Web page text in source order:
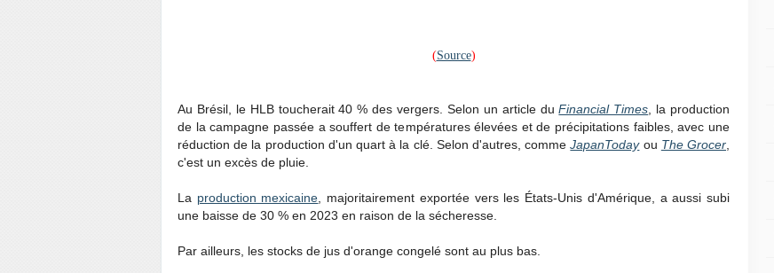
(Source)
Au Brésil, le HLB toucherait 40 % des vergers. Selon un article duFinancial Times , la production
de la campagne passée a souffert de températures élevées et de précipitations faibles, avec une
réduction de la production d'un quart à la clé. Selon d'autres, commeJapanToday ou The Grocer
c'est un excès de pluie.
La production mexicaine , majoritairement exportée vers les États-Unis d'Amérique, a aussi subi
une baisse de 30 % en 2023 en raison de la sécheresse.
Par ailleurs, les stocks de jus d'orange congelé sont au plus bas.